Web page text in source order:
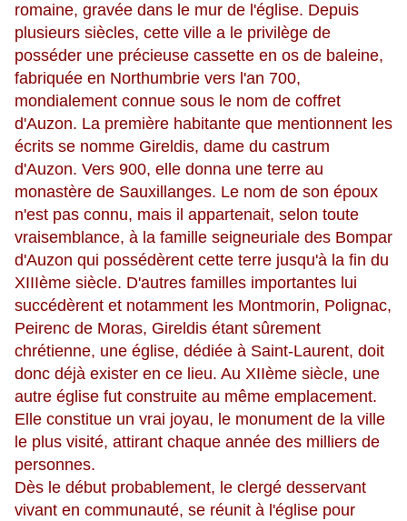
romaine, gravée dans le mur de l'église. Depuis
plusieurs siècles, cette ville a le privilège de
posséder une précieuse cassette en os de baleine,
fabriquée en Northumbrie vers l'an 700,
mondialement connue sous le nom de coffret
d'Auzon. La première habitante que mentionnent les
écrits se nomme Gireldis, dame du castrum
d'Auzon. Vers 900, elle donna une terre au
monastère de Sauxillanges. Le nom de son époux
n'est pas connu, mais il appartenait, selon toute
vraisemblance, à la famille seigneuriale des Bompar
d'Auzon qui possédèrent cette terre jusqu'à la fin du
XIIIème siècle. D'autres familles importantes lui
succédèrent et notamment les Montmorin, Polignac,
Peirenc de Moras, Gireldis étant sûrement
chrétienne, une église, dédiée à Saint-Laurent, doit
donc déjà exister en ce lieu. Au XIIème siècle, une
autre église fut construite au même emplacement.
Elle constitue un vrai joyau, le monument de la ville
le plus visité, attirant chaque année des milliers de
personnes.
Dès le début probablement, le clergé desservant
vivant en communauté, se réunit à l'église pour